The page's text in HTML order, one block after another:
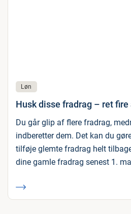
Løn
Husk disse fradrag – ret fire
Du går glip af flere fradrag,
indberetter dem. Det kan du
tilføje glemte fradrag helt
dine gamle fradrag senest 1.